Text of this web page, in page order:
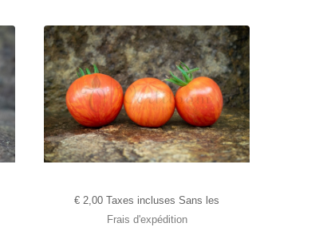
€ 2,00 Taxes incluses Sans les
Frais d'expédition